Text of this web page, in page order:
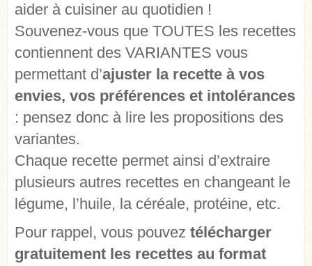
aider à cuisiner au quotidien !
Souvenez-vous que TOUTES les recettes
contiennent des VARIANTES vous
permettant d’ajuster la recette à vos
envies, vos préférences et intolérances
: pensez donc à lire les propositions des
variantes.
Chaque recette permet ainsi d’extraire
plusieurs autres recettes en changeant le
légume, l’huile, la céréale, protéine, etc.
Pour rappel, vous pouvez télécharger
gratuitement les recettes au format